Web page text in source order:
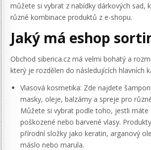
můžete si vybrat z nabídky dárkových sad,
různé kombinace produktů z e-shopu.
Jaký má eshop
Obchod siberica.cz má velmi bohatý a
který je rozdělen do následujících hlavních
Vlasová kosmetika: Zde najdete
masky, oleje, balzámy a spreje pro
Můžete si vybrat podle toho, jestli máte
poškozené nebo barvené vlasy.
přírodní složky jako keratin, arganový
máslo nebo marula.